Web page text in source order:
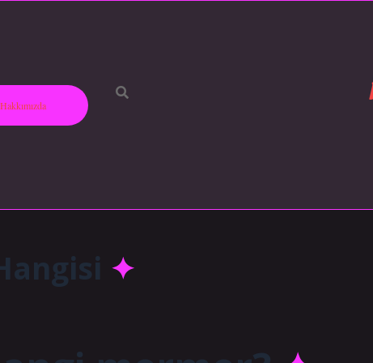
Hakkımızda